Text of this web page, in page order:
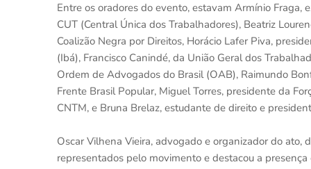
Entre os oradores do evento, estavam Armínio
CUT (Central Única dos Trabalhadores), Beatriz
Coalizão Negra por Direitos, Horácio Lafer Piva,
(Ibá), Francisco Canindé, da União Geral dos
Ordem de Advogados do Brasil (OAB), Raimundo
Frente Brasil Popular, Miguel Torres, presidente da
CNTM, e Bruna Brelaz, estudante de direito e
Oscar Vilhena Vieira, advogado e organizador do ato,
representados pelo movimento e destacou a